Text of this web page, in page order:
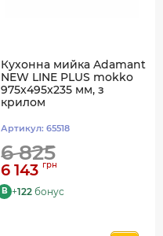
Кухонна мийка Adamant
NEW LINE PLUS mokko
975x495x235 мм, з
крилом
Артикул: 65518
6 825
6 143 грн
B +122 бонус